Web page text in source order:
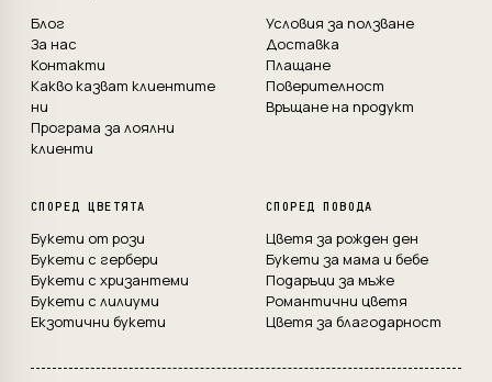
Блог
За нас
Контакти
Какво казват клиентите
ни
Програма за лоялни
клиенти
Условия за ползване
Доставка
Плащане
Поверителност
Връщане на продукт
СПОРЕД ЦВЕТЯТА
Букети от рози
Букети с гербери
Букети с хризантеми
Букети с лилиуми
Екзотични букети
СПОРЕД ПОВОДА
Цветя за рожден ден
Букети за мама и бебе
Подаръци за мъже
Романтични цветя
Цветя за благодарност